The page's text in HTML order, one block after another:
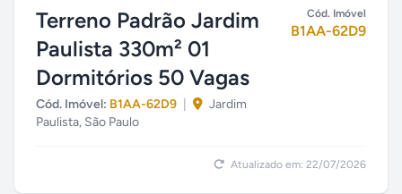
Terreno Padrão Jardim
Paulista 330m² 01
Dormitórios 50 Vagas
Cód. Imóvel: B1AA-62D9
Jardim
Paulista, São Paulo
Cód. Imóvel
B1AA-62D9
Atualizado em: 22/07/2026